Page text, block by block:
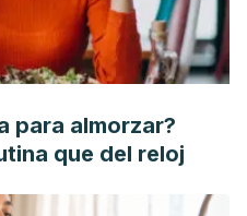
para almorzar?
que del reloj